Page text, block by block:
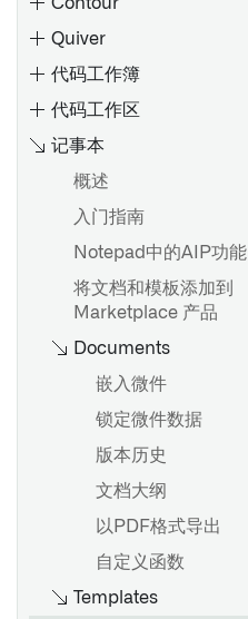
创建路径
参数化您的分析
切换到聚合数据
分享和协作分析
分享结果
概述
添加面板
筛选数据
合并数据集
验证结果
面板描述
Quiver
概述
数据模型
使用分析工具栏
使用画布模式
使用图形模式
配置设置
保存和分享分析
概述
创建和配置图表
参数化分析
代码工作簿
概述
语言
输入和输出
控制台
全局代码
复制节点
移动到生产环境
概述
代码工作区
记事本
概述
入门指南
Notepad中的AIP功能
将文档和模板添加到
Marketplace 产品
Documents
嵌入微件
锁定微件数据
版本历史
文档大纲
以PDF格式导出
自定义函数
Templates